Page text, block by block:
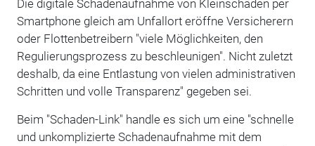
Die digitale Schadenaufnahme von Kleinschäden per
Smartphone gleich am Unfallort eröffne Versicherern
oder Flottenbetreibern "viele Möglichkeiten, den
Regulierungsprozess zu beschleunigen". Nicht zuletzt
deshalb, da eine Entlastung von vielen administrativen
Schritten und volle Transparenz" gegeben sei.
Beim "Schaden-Link" handle es sich um eine "schnelle
und unkomplizierte Schadenaufnahme mit dem